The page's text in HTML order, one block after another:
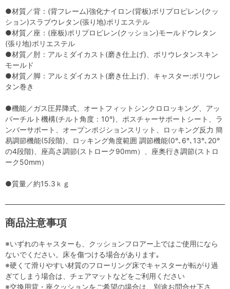
●材質／背：(背フレーム)強化ナイロン(背板)ポリプロピレン(クッ
ション)スラブウレタン(張り地)ポリエステル
●材質／座：(座板)ポリプロピレン(クッション)モールドウレタン
(張り地)ポリエステル
●材質／肘：アルミダイカスト(磨き仕上げ)、ポリウレタンスキン
モールド
●材質／脚：アルミダイカスト(磨き仕上げ)、キャスター:ポリウレ
タン巻き
●機能／ガス圧昇降式、オートフィットシンクロロッキング、アッ
パーチルト機構(チルト角度：10°)、ポスチャーサポートシート、ラ
ンバーサポート、オープンポジションスリット、ロッキング反力 簡
易調節機能(5段階)、ロッキング角度範囲 調節機能(0°､6°､13°､20°
の4段階)、座高さ調節(ストローク90mm）、座奥行き調節(ストロ
ーク50mm）
●質量／約15.3ｋｇ
商品注意事項
※いずれのキャスターも、クッションフロアー上ではご使用になら
ないでください。床を傷つける場合があります｡
※硬くて滑りやすい材質のフローリング床でキャスターが転がり過
ぎてしまう場合は、チェアマットなどをご利用ください
※交換用背・座クッションをご希望の場合は、別途お問合せ下さ